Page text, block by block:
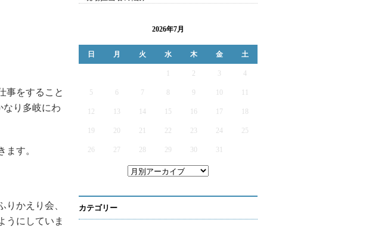
事をすること
なり多岐にわ
す。
かえり会、
うにしていま
2026年7月
日 月 火 水 木 金 土
2 3 4
5 6 7 9
12 13 14 15 16 17
19 20 21 22 23 24 25
26 27 28 29 30 31
カテゴリー